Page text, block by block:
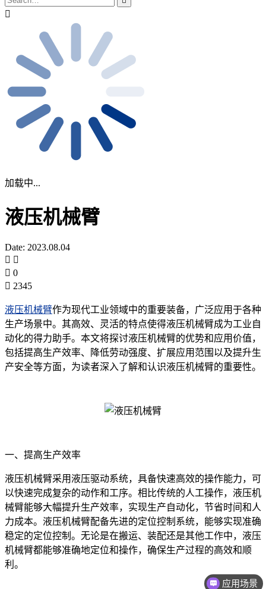
加载中...
液压机械臂
Date: 2023.08.04
0
2345
液压机械臂作为现代工业领域中的重要装备，广泛应用于各种
生产场景中。其高效、灵活的特点使得液压机械臂成为工业自
动化的得力助手。本文将探讨液压机械臂的优势和应用价值，
包括提高生产效率、降低劳动强度、扩展应用范围以及提升生
产安全等方面，为读者深入了解和认识液压机械臂的重要性。
一、提高生产效率
液压机械臂采用液压驱动系统，具备快速高效的操作能力，可
以快速完成复杂的动作和工序。相比传统的人工操作，液压机
械臂能够大幅提升生产效率，实现生产自动化，节省时间和人
力成本。液压机械臂配备先进的定位控制系统，能够实现准确
稳定的定位控制。无论是在搬运、装配还是其他工作中，液压
机械臂都能够准确地定位和操作，确保生产过程的高效和顺
利。
应用场景